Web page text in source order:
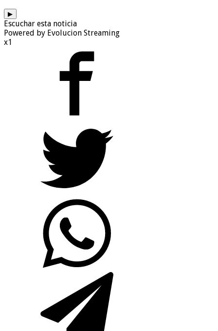
▶
Escuchar esta noticia
Powered by Evolucion Streaming
x1